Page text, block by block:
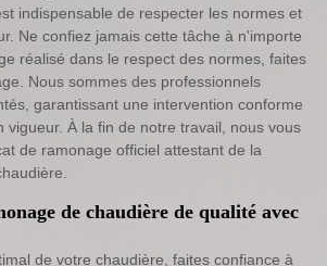
indispensable de respecter les normes et
Ne confiez jamais cette tâche à n'importe
réalisé dans le respect des normes, faites
Nous sommes des professionnels
garantissant une intervention conforme
vigueur. À la fin de notre travail, nous vous
de ramonage officiel attestant de la
de chaudière de qualité avec
de votre chaudière, faites confiance à